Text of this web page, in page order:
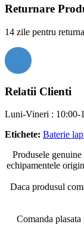
Returnare
14 zile pentru
Relatii Clienti
Luni-Vineri : 10:00-
Etichete: Baterie
Produsele
echipamentele
Daca produsul
Comanda